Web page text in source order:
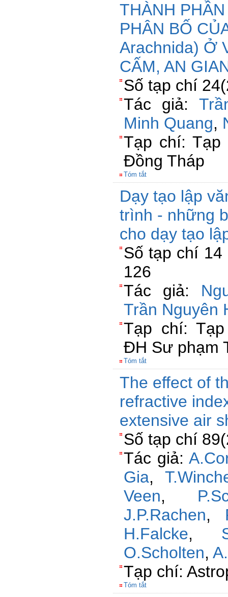
THÀNH
PHÂN BỐ
Arachnida) Ở
CẤM, AN
Số tạp chí
Tác giả:
Minh Quang,
Tạp chí:
Đồng Tháp
Tóm tắt
Dạy tạo lập
trình - những
cho dạy tạo
Số tạp chí 14
126
Tác giả:
Trần Nguyên
Tạp chí:
ĐH Sư phạm
Tóm tắt
The effect of
refractive
extensive air
Số tạp chí
Tác giả:
Gia,
Veen,
J.P.Rachen,
H.Falcke,
O.Scholten,
Tạp chí:
Tóm tắt